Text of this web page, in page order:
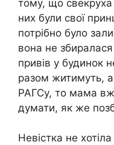
тому, що
них були свої
потрібно було
вона не
привів у будинок
разом житимуть,
РАГСу, то мама
думати, як же
Невістка не